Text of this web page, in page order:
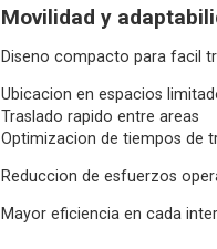
Movilidad y
Diseno compacto para facil
Ubicacion en espacios
Traslado rapido entre areas
Optimizacion de tiempos de
Reduccion de esfuerzos
Mayor eficiencia en cada